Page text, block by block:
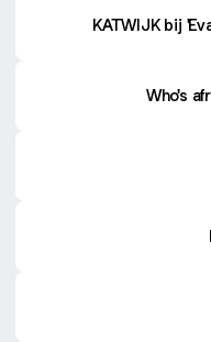
KATWIJK bij
Who's